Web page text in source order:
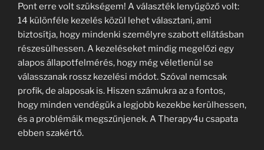
Pont erre volt szükségem! A választék lenyűgöző volt:
14 különféle kezelés közül lehet választani, ami
biztosítja, hogy mindenki személyre szabott ellátásban
részesülhessen. A kezeléseket mindig megelőzi egy
alapos állapotfelmérés, hogy még véletlenül se
válasszanak rossz kezelési módot. Szóval nemcsak
profik, de alaposak is. Hiszen számukra az a fontos,
hogy minden vendégük a legjobb kezekbe kerülhessen,
és a problémáik megszűnjenek. A Therapy4u csapata
ebben szakértő.